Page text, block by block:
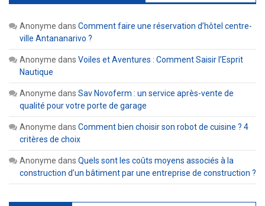
Anonyme dans Comment faire une réservation d’hôtel centre-
ville Antananarivo ?
Anonyme dans Voiles et Aventures : Comment Saisir l’Esprit
Nautique
Anonyme dans Sav Novoferm : un service après-vente de
qualité pour votre porte de garage
Anonyme dans Comment bien choisir son robot de cuisine ? 4
critères de choix
Anonyme dans Quels sont les coûts moyens associés à la
construction d’un bâtiment par une entreprise de construction ?